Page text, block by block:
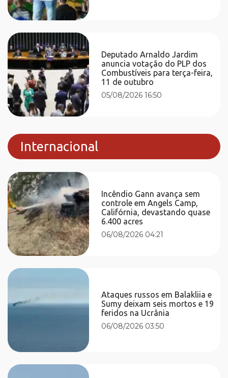
Deputado Arnaldo Jardim
anuncia votação do PLP dos
Combustíveis para terça-feira,
11 de outubro
05/08/2026 16:50
Internacional
Incêndio Gann avança sem
controle em Angels Camp,
Califórnia, devastando quase
6.400 acres
06/08/2026 04:21
Ataques russos em Balakliia e
Sumy deixam seis mortos e 19
feridos na Ucrânia
06/08/2026 03:50